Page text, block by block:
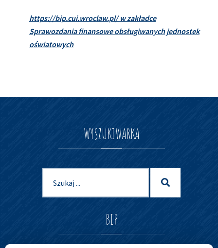
https://bip.cui.wroclaw.pl/ w zakładce
Sprawozdania finansowe obsługiwanych jednostek
oświatowych
WYSZUKIWARKA
dla:
BIP